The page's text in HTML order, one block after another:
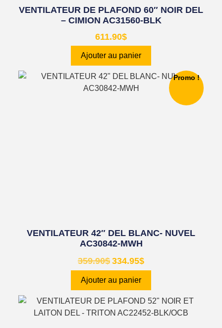
VENTILATEUR DE PLAFOND 60″ NOIR DEL
– CIMION AC31560-BLK
611.90$
Ajouter au panier
Promo !
VENTILATEUR 42″ DEL BLANC- NUVEL
AC30842-MWH
359.90$ 334.95$
Ajouter au panier